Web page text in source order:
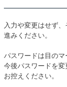
入力や変更はせず
進みください。
パスワードは目のマ
今後パスワードを変
お控えください。